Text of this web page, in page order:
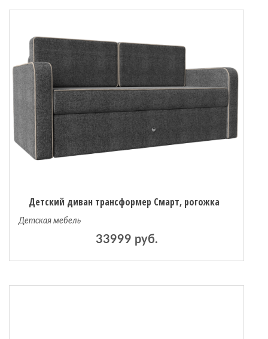
Детский диван трансформер Смарт, рогожка
Детская мебель
33999 руб.